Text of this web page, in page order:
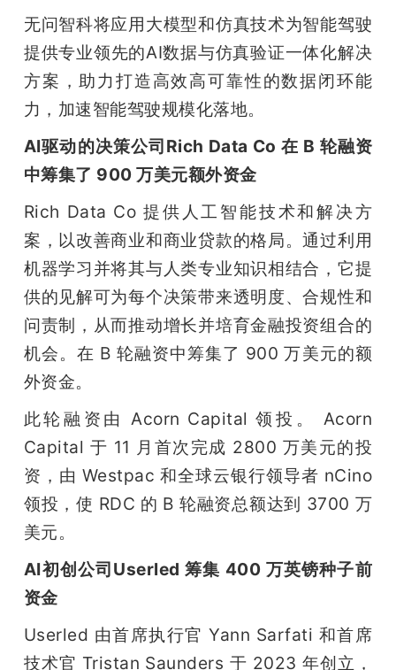
无问智科将应用大模型和仿真技术为智能驾驶
提供专业领先的AI数据与仿真验证一体化解决
方案，助力打造高效高可靠性的数据闭环能
力，加速智能驾驶规模化落地。
AI驱动的决策公司Rich Data Co 在 B 轮融资
中筹集了 900 万美元额外资金
Rich Data Co 提供人工智能技术和解决方
案，以改善商业和商业贷款的格局。通过利用
机器学习并将其与人类专业知识相结合，它提
供的见解可为每个决策带来透明度、合规性和
问责制，从而推动增长并培育金融投资组合的
机会。在 B 轮融资中筹集了 900 万美元的额
外资金。
此轮融资由 Acorn Capital 领投。 Acorn
Capital 于 11 月首次完成 2800 万美元的投
资，由 Westpac 和全球云银行领导者 nCino
领投，使 RDC 的 B 轮融资总额达到 3700 万
美元。
AI初创公司Userled 筹集 400 万英镑种子前
资金
Userled 由首席执行官 Yann Sarfati 和首席
技术官 Tristan Saunders 于 2023 年创立，